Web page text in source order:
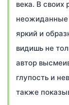
века. В своих
неожиданные
яркий и
видишь не
автор
глупость и
также